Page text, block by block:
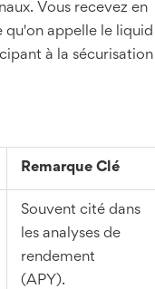
Vous recevez en
qu'on appelle le
liquid
à la sécurisation
Remarque Clé
Souvent cité dans
les analyses de
rendement
(APY).